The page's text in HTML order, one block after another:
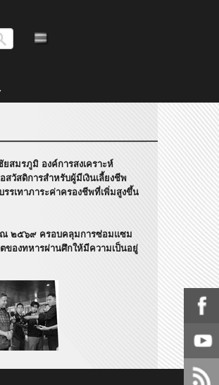
มรภูมิ องค์การสงเคราะห์
วัสดิการสำหรับผู้มีเงินเลี้ยงชีพ
รเทาภาระค่าครองชีพที่เพิ่มสูงขึ้น
๒๕๖๙ ครอบคลุมการซ่อมแซม
ของทหารผ่านศึกให้มีความเป็นอยู่